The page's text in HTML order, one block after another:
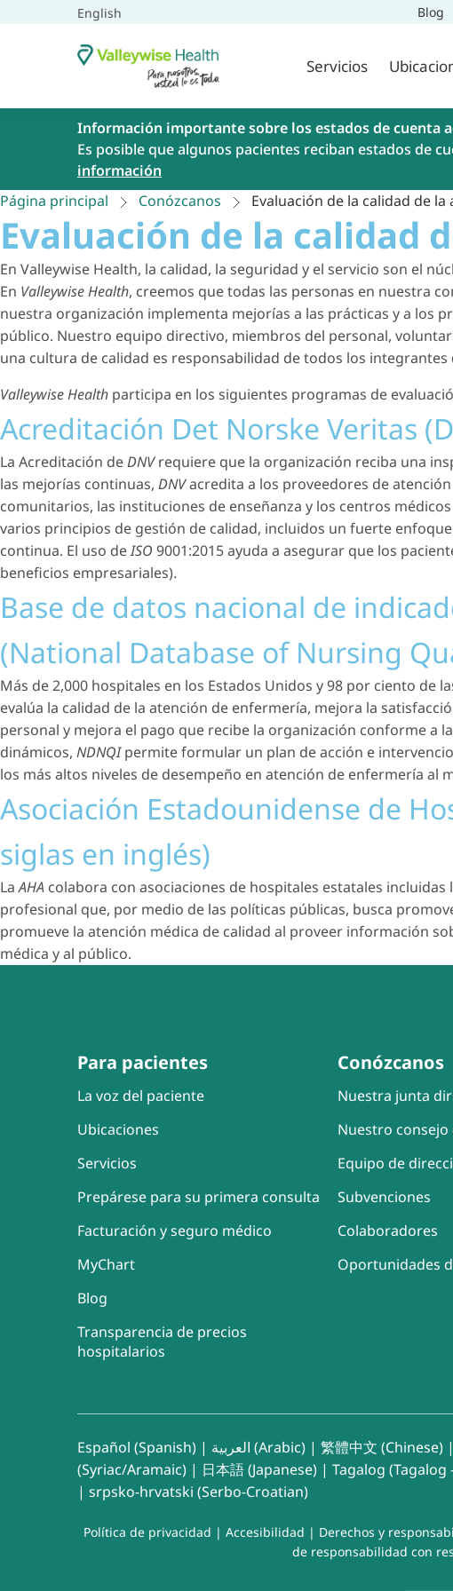
English Blog
Servicios
Información importante sobre los estados de cuenta
Es posible que algunos pacientes reciban estados de
información
Página principal
Conózcanos Evaluación de la calidad de
Evaluación de la calidad
En Valleywise Health, la calidad, la seguridad y el servicio son el
En Valleywise Health, creemos que todas las personas en nuestra
nuestra organización implementa mejorías a las prácticas y a los
público. Nuestro equipo directivo, miembros del personal,
una cultura de calidad es responsabilidad de todos los
Valleywise Health participa en los siguientes programas de
Acreditación Det Norske Veritas
La Acreditación deDNVrequiere que la organización reciba una
las mejorías continuas, DNVacredita a los proveedores de
comunitarios, las instituciones de enseñanza y los centros
varios principios de gestión de calidad, incluidos un fuerte
continua. El uso deISO 9001:2015 ayuda a asegurar que los
beneficios empresariales).
Base de datos nacional de
(National Database of Nursing
Más de 2,000 hospitales en los Estados Unidos y 98 por ciento de
evalúa la calidad de la atención de enfermería, mejora la
personal y mejora el pago que recibe la organización conforme a
dinámicos, NDNQIpermite formular un plan de acción e
los más altos niveles de desempeño en atención de enfermería
Asociación Estadounidense de
siglas en inglés)
LaAHA colabora con asociaciones de hospitales estatales incluidas
profesional que, por medio de las políticas públicas, busca
promueve la atención médica de calidad al proveer información
médica y al público.
Para pacientes
La voz del paciente
Ubicaciones
Servicios
Prepárese para su primera consulta
Facturación y seguro médico
MyChart
Blog
Transparencia de precios
hospitalarios
Conózcanos
Nuestra junta
Nuestro
Equipo de
Subvenciones
Colaboradores
Oportunidades
Español (Spanish) | العربية (Arabic) | 繁體中文 (Chinese) |
(Syriac/Aramaic) | 日本語 (Japanese) | Tagalog (Tagalog
| srpsko-hrvatski (Serbo-Croatian)
Política de privacidad | Accesibilidad | Derechos y
de responsabilidad con